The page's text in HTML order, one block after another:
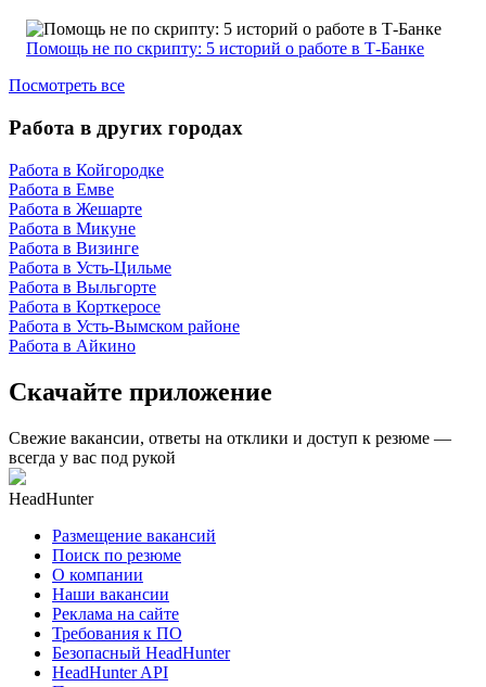
Помощь не по скрипту: 5 историй о работе в Т-Банке
Посмотреть все
Работа в других городах
Работа в Койгородке
Работа в Емве
Работа в Жешарте
Работа в Микуне
Работа в Визинге
Работа в Усть-Цильме
Работа в Выльгорте
Работа в Корткеросе
Работа в Усть-Вымском районе
Работа в Айкино
Скачайте приложение
Свежие вакансии, ответы на отклики и доступ к резюме —
всегда у вас под рукой
HeadHunter
Размещение вакансий
Поиск по резюме
О компании
Наши вакансии
Реклама на сайте
Требования к ПО
Безопасный HeadHunter
HeadHunter API